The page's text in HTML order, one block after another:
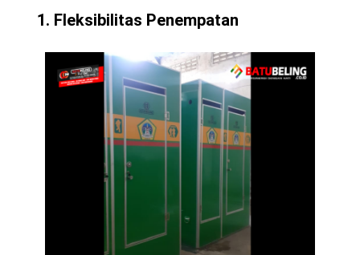
1. Fleksibilitas Penempatan